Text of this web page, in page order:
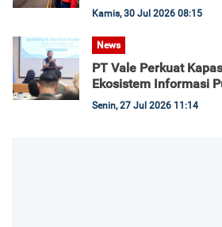
Kamis, 30 Jul 2026 08:15
News
PT Vale Perkuat
Ekosistem Informasi
Senin, 27 Jul 2026 11:14